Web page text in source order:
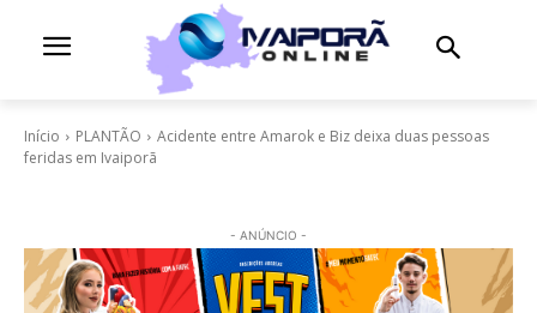
Início PLANTÃO
Acidente entre Amarok e Biz deixa duas pessoas
feridas em Ivaiporã
- ANÚNCIO -